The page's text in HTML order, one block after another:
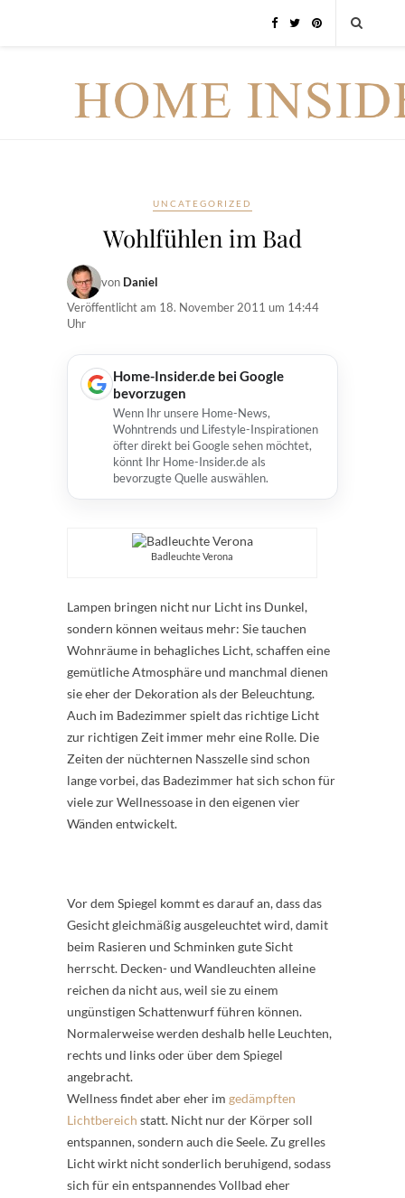
UNCATEGORIZED
Wohlfühlen im Bad
von Daniel
Veröffentlicht am 18. November 2011 um 14:44
Uhr
Home-Insider.de bei Google
bevorzugen
Wenn Ihr unsere Home-News,
Wohntrends und Lifestyle-Inspirationen
öfter direkt bei Google sehen möchtet,
könnt Ihr Home-Insider.de als
bevorzugte Quelle auswählen.
Badleuchte Verona
Lampen bringen nicht nur Licht ins Dunkel,
sondern können weitaus mehr: Sie tauchen
Wohnräume in behagliches Licht, schaffen eine
gemütliche Atmosphäre und manchmal dienen
sie eher der Dekoration als der Beleuchtung.
Auch im Badezimmer spielt das richtige Licht
zur richtigen Zeit immer mehr eine Rolle. Die
Zeiten der nüchternen Nasszelle sind schon
lange vorbei, das Badezimmer hat sich schon für
viele zur Wellnessoase in den eigenen vier
Wänden entwickelt.
Vor dem Spiegel kommt es darauf an, dass das
Gesicht gleichmäßig ausgeleuchtet wird, damit
beim Rasieren und Schminken gute Sicht
herrscht. Decken- und Wandleuchten alleine
reichen da nicht aus, weil sie zu einem
ungünstigen Schattenwurf führen können.
Normalerweise werden deshalb helle Leuchten,
rechts und links oder über dem Spiegel
angebracht.
Wellness findet aber eher im gedämpften
Lichtbereich statt. Nicht nur der Körper soll
entspannen, sondern auch die Seele. Zu grelles
Licht wirkt nicht sonderlich beruhigend, sodass
sich für ein entspannendes Vollbad eher